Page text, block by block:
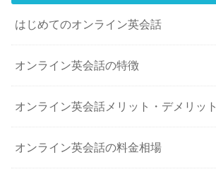
はじめてのオンライン英会話
オンライン英会話の特徴
オンライン英会話メリット・デメリット
オンライン英会話の料金相場